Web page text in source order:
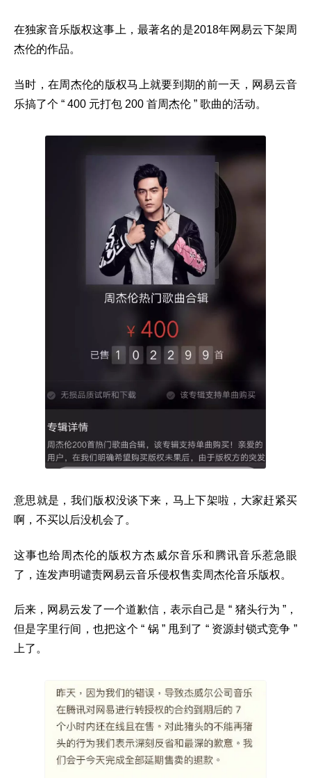
在独家音乐版权这事上，最著名的是2018年网易云下架周
杰伦的作品。
当时，在周杰伦的版权马上就要到期的前一天，网易云音
乐搞了个 “ 400 元打包 200 首周杰伦 ” 歌曲的活动。
意思就是，我们版权没谈下来，马上下架啦，大家赶紧买
啊，不买以后没机会了。
这事也给周杰伦的版权方杰威尔音乐和腾讯音乐惹急眼
了，连发声明谴责网易云音乐侵权售卖周杰伦音乐版权。
后来，网易云发了一个道歉信，表示自己是 “ 猪头行为 ”，
但是字里行间，也把这个 “ 锅 ” 甩到了 “ 资源封锁式竞争 ”
上了。